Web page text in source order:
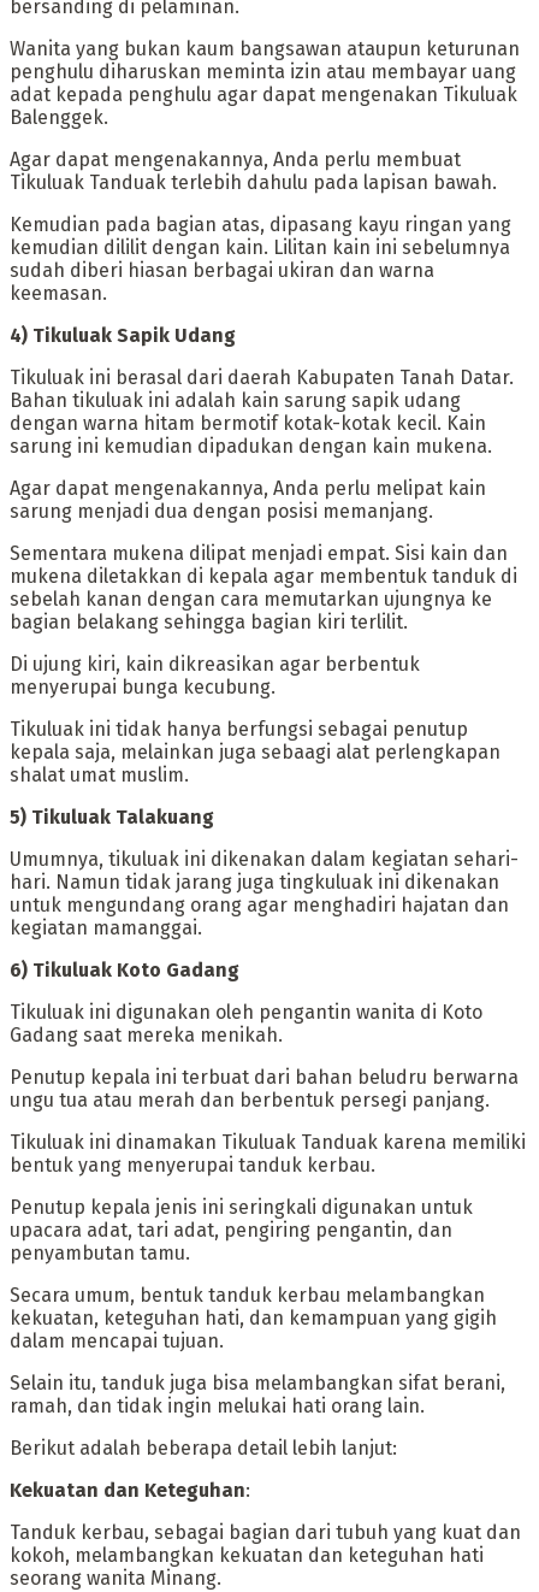
bersanding di pelaminan.
‎Wanita yang bukan kaum bangsawan ataupun keturunan
penghulu diharuskan meminta izin atau membayar uang
adat kepada penghulu agar dapat mengenakan Tikuluak
Balenggek.
‎Agar dapat mengenakannya, Anda perlu membuat
Tikuluak Tanduak terlebih dahulu pada lapisan bawah.
Kemudian pada bagian atas, dipasang kayu ringan yang
kemudian dililit dengan kain. Lilitan kain ini sebelumnya
sudah diberi hiasan berbagai ukiran dan warna
keemasan.
‎4) Tikuluak Sapik Udang
‎Tikuluak ini berasal dari daerah Kabupaten Tanah Datar.
Bahan tikuluak ini adalah kain sarung sapik udang
dengan warna hitam bermotif kotak-kotak kecil. Kain
sarung ini kemudian dipadukan dengan kain mukena.
‎Agar dapat mengenakannya, Anda perlu melipat kain
sarung menjadi dua dengan posisi memanjang.
Sementara mukena dilipat menjadi empat. Sisi kain dan
mukena diletakkan di kepala agar membentuk tanduk di
sebelah kanan dengan cara memutarkan ujungnya ke
bagian belakang sehingga bagian kiri terlilit.
Di ujung kiri, kain dikreasikan agar berbentuk
menyerupai bunga kecubung.
‎Tikuluak ini tidak hanya berfungsi sebagai penutup
kepala saja, melainkan juga sebaagi alat perlengkapan
shalat umat muslim.
‎5) Tikuluak Talakuang
‎Umumnya, tikuluak ini dikenakan dalam kegiatan sehari-
hari. Namun tidak jarang juga tingkuluak ini dikenakan
untuk mengundang orang agar menghadiri hajatan dan
kegiatan mamanggai.
‎6) Tikuluak Koto Gadang
‎Tikuluak ini digunakan oleh pengantin wanita di Koto
Gadang saat mereka menikah.
Penutup kepala ini terbuat dari bahan beludru berwarna
ungu tua atau merah dan berbentuk persegi panjang.
‎‎Tikuluak ini dinamakan Tikuluak Tanduak karena memiliki
bentuk yang menyerupai tanduk kerbau.
Penutup kepala jenis ini seringkali digunakan untuk
upacara adat, tari adat, pengiring pengantin, dan
penyambutan tamu.
‎Secara umum, bentuk tanduk kerbau melambangkan
kekuatan, keteguhan hati, dan kemampuan yang gigih
dalam mencapai tujuan.
Selain itu, tanduk juga bisa melambangkan sifat berani,
ramah, dan tidak ingin melukai hati orang lain.
‎Berikut adalah beberapa detail lebih lanjut:
‎Kekuatan dan Keteguhan:
‎Tanduk kerbau, sebagai bagian dari tubuh yang kuat dan
kokoh, melambangkan kekuatan dan keteguhan hati
seorang wanita Minang.